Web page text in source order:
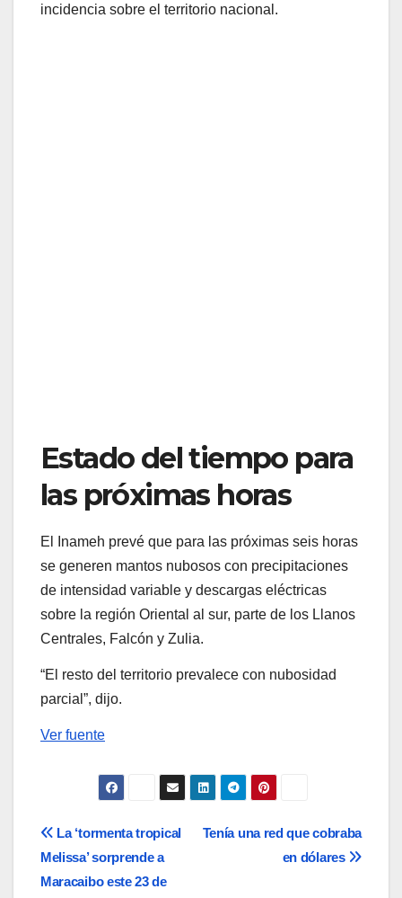
incidencia sobre el territorio nacional.
Estado del tiempo para
las próximas horas
El Inameh prevé que para las próximas seis horas
se generen mantos nubosos con precipitaciones
de intensidad variable y descargas eléctricas
sobre la región Oriental al sur, parte de los Llanos
Centrales, Falcón y Zulia.
“El resto del territorio prevalece con nubosidad
parcial”, dijo.
Ver fuente
Navegación
de
Tenía una red que cobraba
en dólares
La ‘tormenta tropical
Melissa’ sorprende a
Maracaibo este 23 de